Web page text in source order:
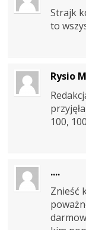
Strajk
to
Rysio
100,
....
Znieść